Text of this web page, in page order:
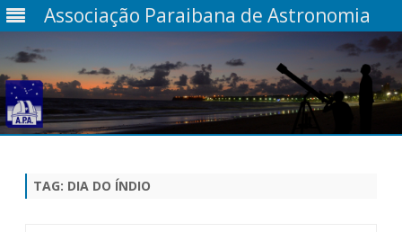
Associação Paraibana de Astronomia
TAG: DIA DO ÍNDIO